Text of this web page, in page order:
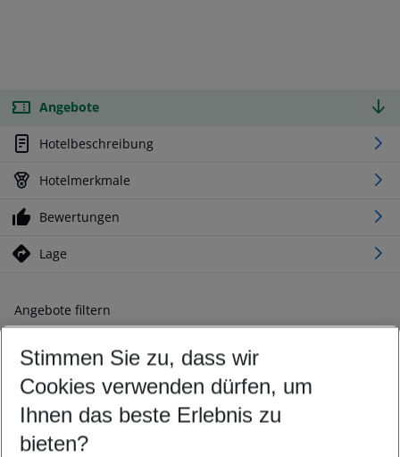
Angebote
Hotelbeschreibung
Hotelmerkmale
Bewertungen
Lage
Angebote filtern
Ändern Sie Ihre Kriterien nach Ihren Wünschen
Abflughafen wählen
Beliebiger Abflughafen
Reisezeitraum wählen
11.08.26– 09.08.27 5-8 Nächte
Stimmen Sie zu, dass wir
Cookies verwenden dürfen, um
Ihnen das beste Erlebnis zu
bieten?